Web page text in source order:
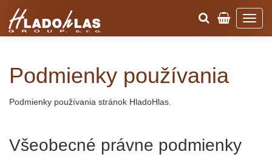
Podmienky používania
Podmienky používania stránok HladoHlas.
Všeobecné právne podmienky